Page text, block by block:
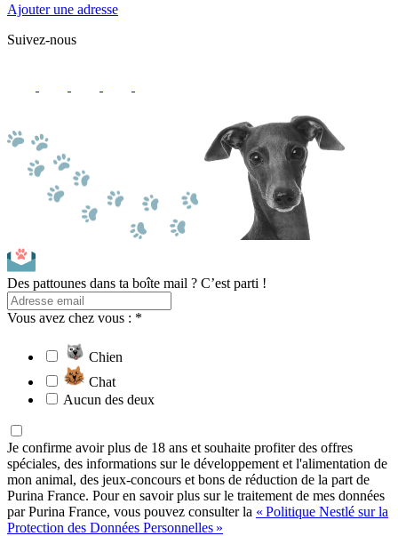
Ajouter une adresse
Suivez-nous
Des pattounes dans ta boîte mail ? C’est parti !
Vous avez chez vous : *
Chien
Chat
Aucun des deux
Je confirme avoir plus de 18 ans et souhaite profiter des offres
spéciales, des informations sur le développement et l'alimentation de
mon animal, des jeux-concours et bons de réduction de la part de
Purina France. Pour en savoir plus sur le traitement de mes données
par Purina France, vous pouvez consulter la « Politique Nestlé sur la
Protection des Données Personnelles »